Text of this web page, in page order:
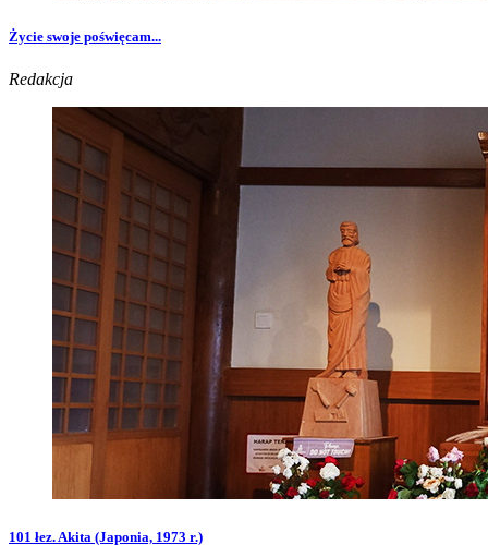
Życie swoje poświęcam...
Redakcja
101 łez. Akita (Japonia, 1973 r.)